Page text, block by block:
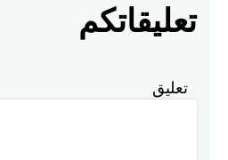
تعليقاتكم
تعليق